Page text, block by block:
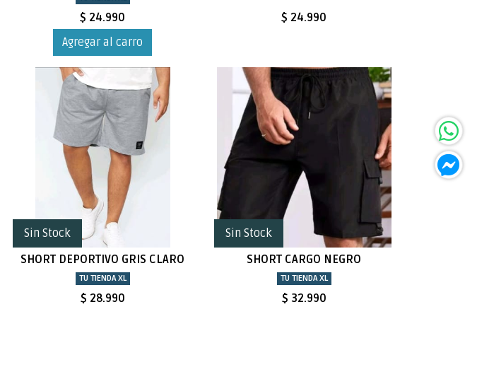
$ 24.990
Agregar al carro
$ 24.990
Sin Stock
SHORT DEPORTIVO GRIS CLARO
TU TIENDA XL
$ 28.990
Sin Stock
SHORT CARGO NEGRO
TU TIENDA XL
$ 32.990